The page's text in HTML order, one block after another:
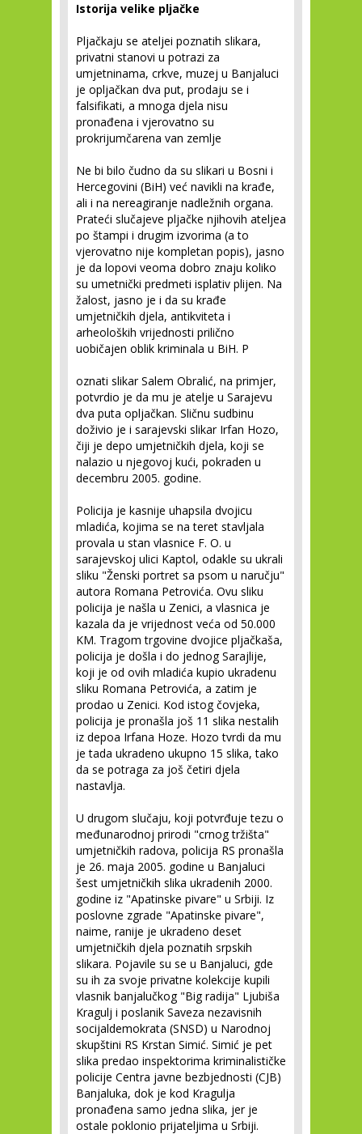
Istorija velike pljačke
Pljačkaju se ateljei poznatih slikara,
privatni stanovi u potrazi za
umjetninama, crkve, muzej u Banjaluci
je opljačkan dva put, prodaju se i
falsifikati, a mnoga djela nisu
pronađena i vjerovatno su
prokrijumčarena van zemlje
Ne bi bilo čudno da su slikari u Bosni i
Hercegovini (BiH) već navikli na krađe,
ali i na nereagiranje nadležnih organa.
Prateći slučajeve pljačke njihovih ateljea
po štampi i drugim izvorima (a to
vjerovatno nije kompletan popis), jasno
je da lopovi veoma dobro znaju koliko
su umetnički predmeti isplativ plijen. Na
žalost, jasno je i da su krađe
umjetničkih djela, antikviteta i
arheoloških vrijednosti prilično
uobičajen oblik kriminala u BiH. P
oznati slikar Salem Obralić, na primjer,
potvrdio je da mu je atelje u Sarajevu
dva puta opljačkan. Sličnu sudbinu
doživio je i sarajevski slikar Irfan Hozo,
čiji je depo umjetničkih djela, koji se
nalazio u njegovoj kući, pokraden u
decembru 2005. godine.
Policija je kasnije uhapsila dvojicu
mladića, kojima se na teret stavljala
provala u stan vlasnice F. O. u
sarajevskoj ulici Kaptol, odakle su ukrali
sliku "Ženski portret sa psom u naručju"
autora Romana Petrovića. Ovu sliku
policija je našla u Zenici, a vlasnica je
kazala da je vrijednost veća od 50.000
KM. Tragom trgovine dvojice pljačkaša,
policija je došla i do jednog Sarajlije,
koji je od ovih mladića kupio ukradenu
sliku Romana Petrovića, a zatim je
prodao u Zenici. Kod istog čovjeka,
policija je pronašla još 11 slika nestalih
iz depoa Irfana Hoze. Hozo tvrdi da mu
je tada ukradeno ukupno 15 slika, tako
da se potraga za još četiri djela
nastavlja.
U drugom slučaju, koji potvrđuje tezu o
međunarodnoj prirodi "crnog tržišta"
umjetničkih radova, policija RS pronašla
je 26. maja 2005. godine u Banjaluci
šest umjetničkih slika ukradenih 2000.
godine iz "Apatinske pivare" u Srbiji. Iz
poslovne zgrade "Apatinske pivare",
naime, ranije je ukradeno deset
umjetničkih djela poznatih srpskih
slikara. Pojavile su se u Banjaluci, gde
su ih za svoje privatne kolekcije kupili
vlasnik banjalučkog "Big radija" Ljubiša
Kragulj i poslanik Saveza nezavisnih
socijaldemokrata (SNSD) u Narodnoj
skupštini RS Krstan Simić. Simić je pet
slika predao inspektorima kriminalističke
policije Centra javne bezbjednosti (CJB)
Banjaluka, dok je kod Kragulja
pronađena samo jedna slika, jer je
ostale poklonio prijateljima u Srbiji.